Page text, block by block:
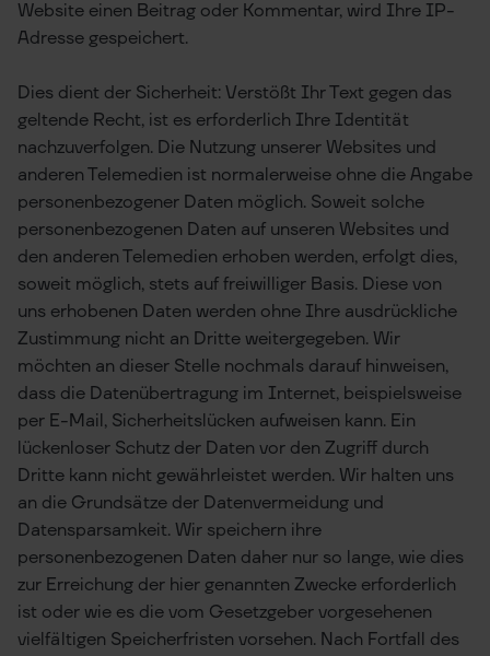
Website einen Beitrag oder Kommentar, wird Ihre IP-
Adresse gespeichert.
Dies dient der Sicherheit: Verstößt Ihr Text gegen das
geltende Recht, ist es erforderlich Ihre Identität
nachzuverfolgen. Die Nutzung unserer Websites und
anderen Telemedien ist normalerweise ohne die Angabe
personenbezogener Daten möglich. Soweit solche
personenbezogenen Daten auf unseren Websites und
den anderen Telemedien erhoben werden, erfolgt dies,
soweit möglich, stets auf freiwilliger Basis. Diese von
uns erhobenen Daten werden ohne Ihre ausdrückliche
Zustimmung nicht an Dritte weitergegeben. Wir
möchten an dieser Stelle nochmals darauf hinweisen,
dass die Datenübertragung im Internet, beispielsweise
per E-Mail, Sicherheitslücken aufweisen kann. Ein
lückenloser Schutz der Daten vor den Zugriff durch
Dritte kann nicht gewährleistet werden. Wir halten uns
an die Grundsätze der Datenvermeidung und
Datensparsamkeit. Wir speichern ihre
personenbezogenen Daten daher nur so lange, wie dies
zur Erreichung der hier genannten Zwecke erforderlich
ist oder wie es die vom Gesetzgeber vorgesehenen
vielfältigen Speicherfristen vorsehen. Nach Fortfall des